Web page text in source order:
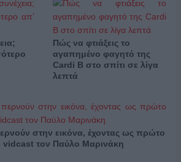
Πώς να φτιάξεις το
αγαπημένο φαγητό της
Cardi B στο σπίτι σε λίγα
λεπτά
στην εικόνα, έχοντας ως πρώτο
vidcast τον Παύλο Μαρινάκη